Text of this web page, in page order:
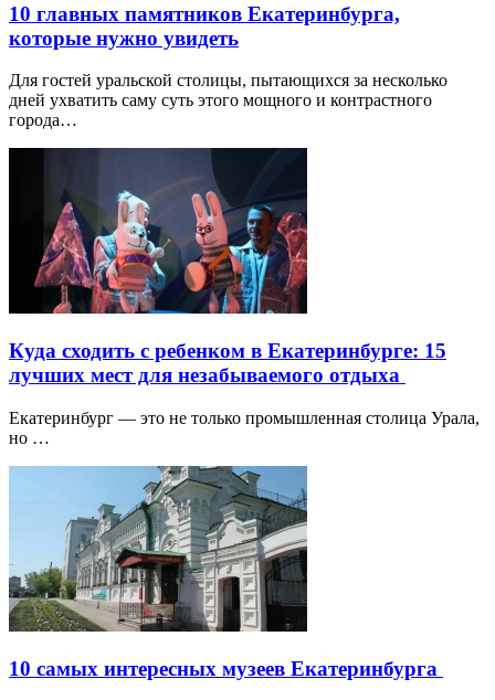
10 главных памятников Екатеринбурга,
которые нужно увидеть
Для гостей уральской столицы, пытающихся за несколько
дней ухватить саму суть этого мощного и контрастного
города…
Куда сходить с ребенком в Екатеринбурге: 15
лучших мест для незабываемого отдыха
Екатеринбург — это не только промышленная столица Урала,
но …
10 самых интересных музеев Екатеринбурга